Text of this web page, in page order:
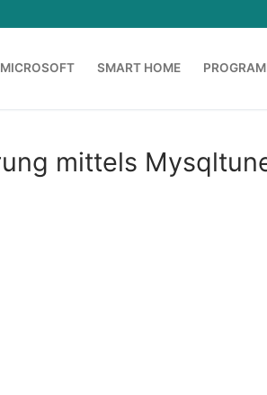
MICROSOFT SMART HOME
mittels